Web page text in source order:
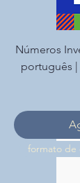
Números
português
formato de